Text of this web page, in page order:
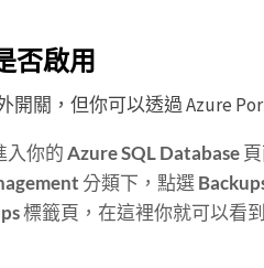
否啟用
開關，但你可以透過 Azure
入你的Azure SQL Database
分類下，點選
標籤頁，在這裡你就可以看